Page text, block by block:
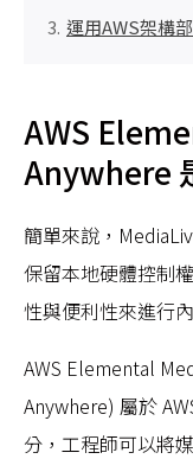
運用AWS架構
AWS
Anywhere
簡單來說，
保留本地硬體控制
性與便利性來進行
AWS Elemental
Anywhere) 屬於
分，工程師可以將